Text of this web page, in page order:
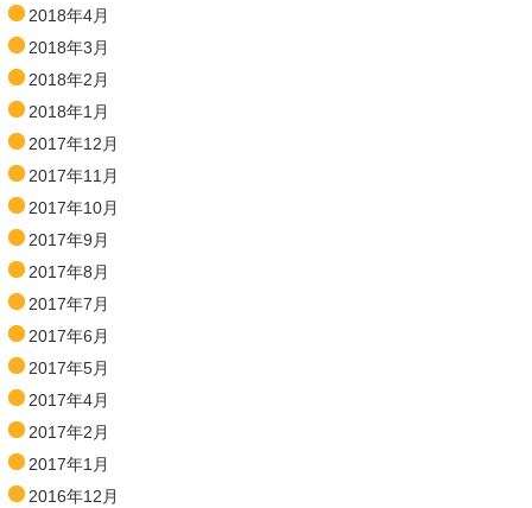
2018年4月
2018年3月
2018年2月
2018年1月
2017年12月
2017年11月
2017年10月
2017年9月
2017年8月
2017年7月
2017年6月
2017年5月
2017年4月
2017年2月
2017年1月
2016年12月